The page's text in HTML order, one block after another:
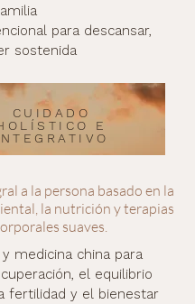
para descansar,
sostenida
CUIDADO
E
a la persona basado en la
la nutrición y terapias
suaves.
medicina china para
el equilibrio
fertilidad y el bienestar